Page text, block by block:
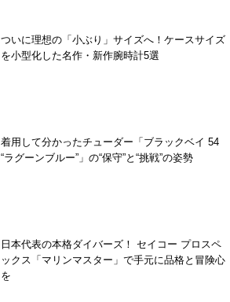
ついに理想の「小ぶり」サイズへ！ケースサイズ
を小型化した名作・新作腕時計5選
着用して分かったチューダー「ブラックベイ 54
“ラグーンブルー”」の“保守”と“挑戦”の姿勢
日本代表の本格ダイバーズ！ セイコー プロスペ
ックス「マリンマスター」で手元に品格と冒険心
を